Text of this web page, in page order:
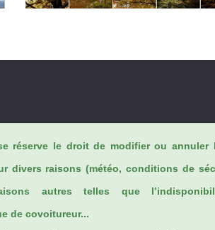
réserve le droit de modifier ou annuler
divers raisons (météo, conditions de
autres telles que
de covoitureur...